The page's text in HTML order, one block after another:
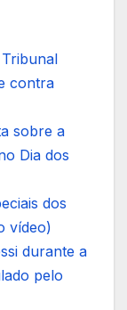
contra
sobre a
Dia dos
dos
vídeo)
durante a
pelo